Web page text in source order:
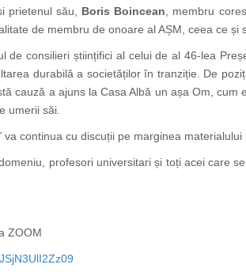
prietenul său, Boris Boincean , membru
de membru de onoare al AȘM, ceea ce și
consilieri științifici al celui de al 46-lea
durabilă a societăților în tranziție. De
cauză a ajuns la Casa Albă un așa Om, cum
umerii săi.
va continua cu discuții pe marginea materialului
profesori universitari și toți acei care
ZOOM